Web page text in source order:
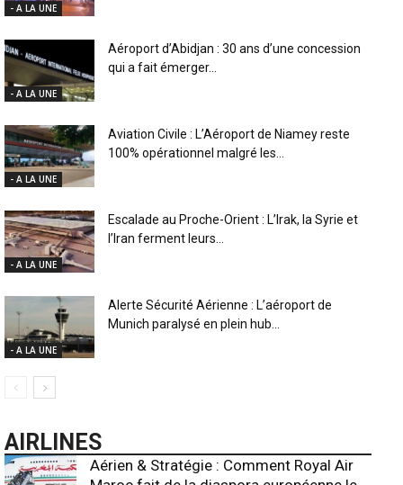
- A LA UNE
- A LA UNE
Aéroport d’Abidjan : 30 ans d’une concession
qui a fait émerger...
- A LA UNE
Aviation Civile : L’Aéroport de Niamey reste
100% opérationnel malgré les...
- A LA UNE
Escalade au Proche-Orient : L’Irak, la Syrie et
l’Iran ferment leurs...
- A LA UNE
Alerte Sécurité Aérienne : L’aéroport de
Munich paralysé en plein hub...
AIRLINES
Aérien & Stratégie : Comment Royal Air